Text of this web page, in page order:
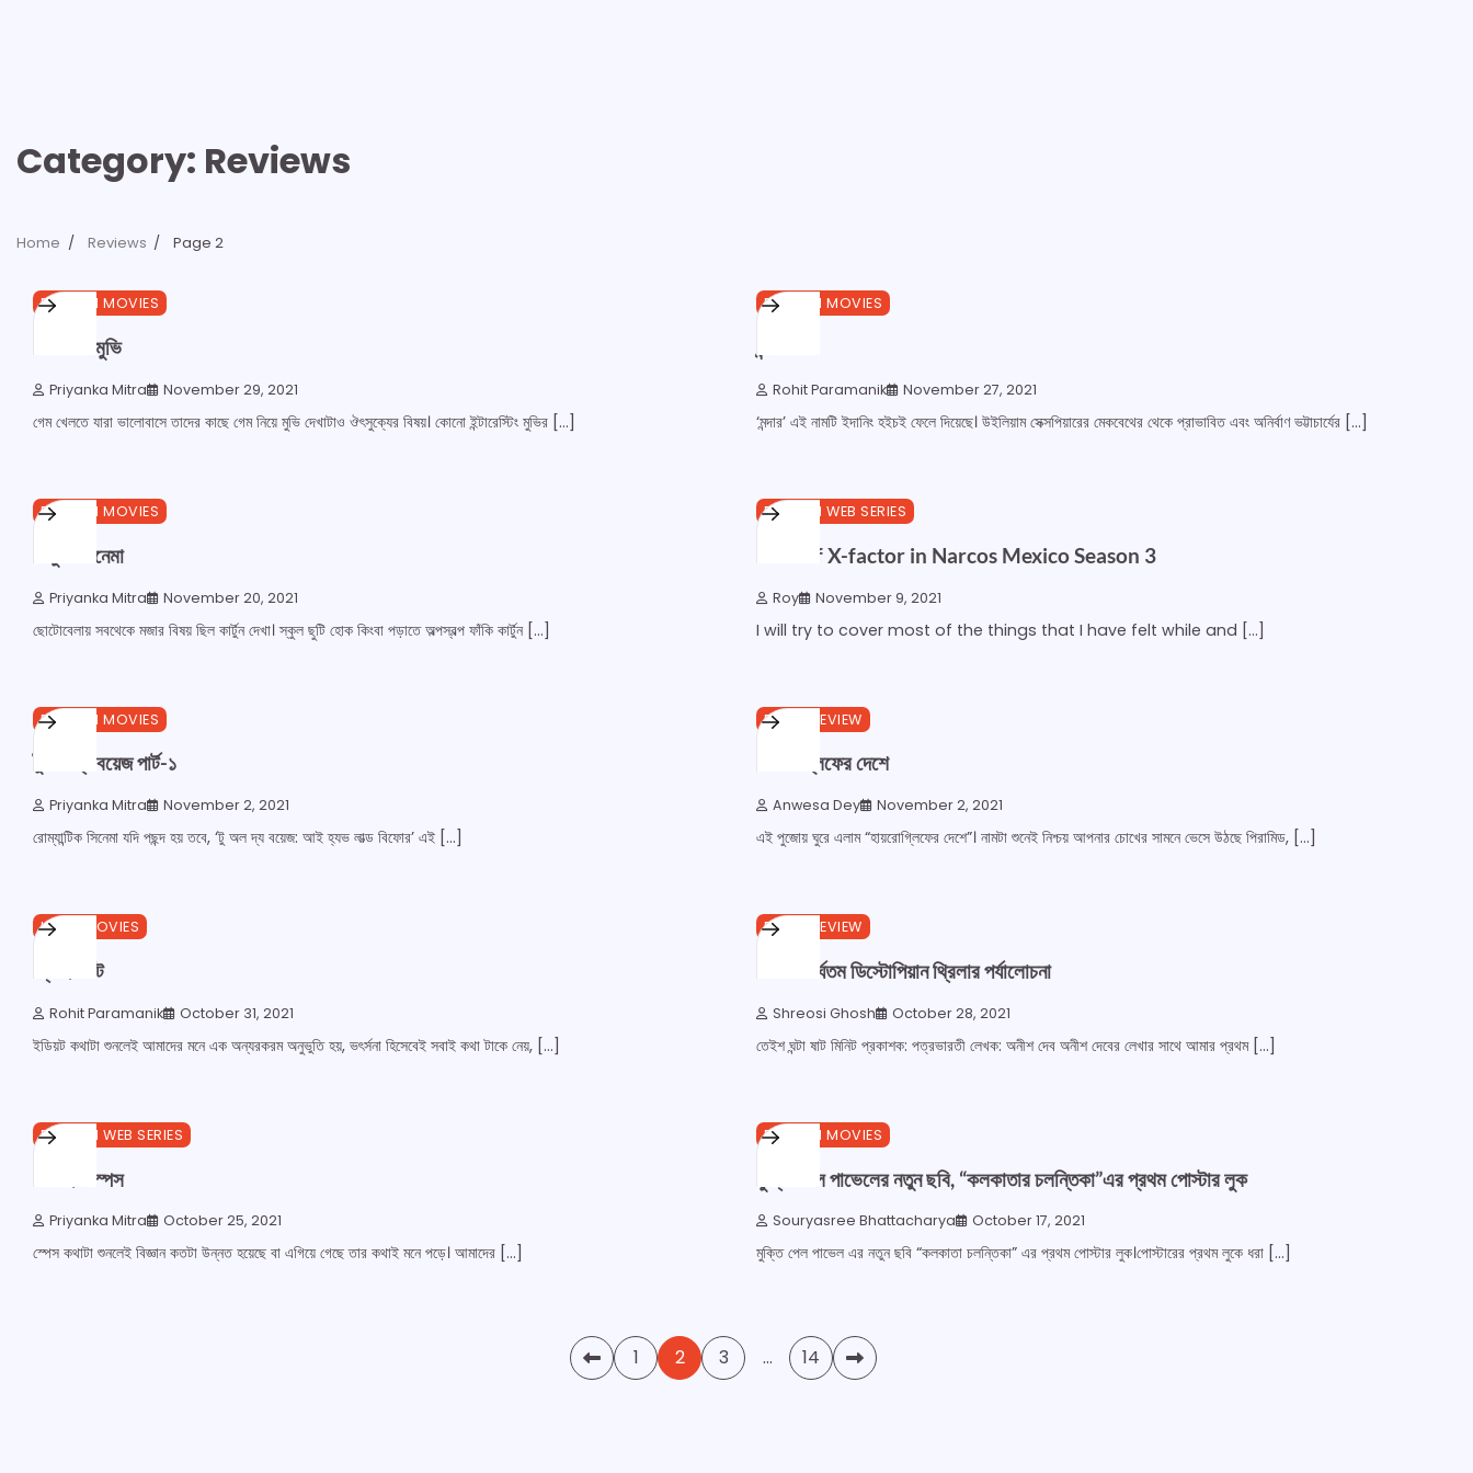
Category: Reviews
Home Reviews Page 2
1 min read 0
ENGLISH MOVIES
গেম যখন মুভি
Priyanka Mitra November 29, 2021
গেম খেলতে যারা ভালোবাসে তাদের কাছে গেম নিয়ে মুভি দেখাটাও ঔৎসুক্যের বিষয়। কোনো ইন্টারেস্টিং মুভির […]
1 min read 0
BENGALI MOVIES
Rohit Paramanik November 27, 2021
‘মন্দার’ এই নামটি ইদানিং হইচই ফেলে দিয়েছে। উইলিয়াম সেক্সপিয়ারের মেকবেথের থেকে প্রাভাবিত এবং অনির্বাণ ভট্টাচার্যের […]
1 min read 0
ENGLISH MOVIES
কার্টুন- সিনেমা
Priyanka Mitra November 20, 2021
ছোটোবেলায় সবথেকে মজার বিষয় ছিল কার্টুন দেখা। স্কুল ছুটি হোক কিংবা পড়াতে অল্পস্বল্প ফাঁকি কার্টুন […]
4 min read 0
ENGLISH WEB SERIES
Lack of X-factor in Narcos Mexico Season 3
Roy November 9, 2021
I will try to cover most of the things that I have felt while and […]
1 min read 0
ENGLISH MOVIES
টু অল দ্য বয়েজ পার্ট-১
Priyanka Mitra November 2, 2021
রোম্যান্টিক সিনেমা যদি পছন্দ হয় তবে, ‘টু অল দ্য বয়েজ: আই হ্যভ লাভ্ড বিফোর’ এই […]
1 min read
BOOK REVIEW
হায়রোগ্লিফের দেশে
Anwesa Dey November 2, 2021
এই পুজোয় ঘুরে এলাম “হায়রোগ্লিফের দেশে”। নামটা শুনেই নিশ্চয় আপনার চোখের সামনে ভেসে উঠছে পিরামিড, […]
1 min read
HINDI MOVIES
থ্রি ইডিয়ট
Rohit Paramanik October 31, 2021
ইডিয়ট কথাটা শুনলেই আমাদের মনে এক অন্যরকরম অনুভুতি হয়, ভৎর্সনা হিসেবেই সবাই কথা টাকে নেয়, […]
1 min read
BOOK REVIEW
বাংলার দীর্ঘতম ডিস্টোপিয়ান থ্রিলার পর্যালোচনা
Shreosi Ghosh October 28, 2021
তেইশ ঘন্টা ষাট মিনিট প্রকাশক: পত্রভারতী লেখক: অনীশ দেব অনীশ দেবের লেখার সাথে আমার প্রথম […]
1 min read 0
ENGLISH WEB SERIES
লস্ট ইন স্পেস
Priyanka Mitra October 25, 2021
স্পেস কথাটা শুনলেই বিজ্ঞান কতটা উন্নত হয়েছে বা এগিয়ে গেছে তার কথাই মনে পড়ে। আমাদের […]
0 min read 0
BENGALI MOVIES
মুক্তি পেল পাভেলের নতুন ছবি, “কলকাতার চলন্তিকা”এর প্রথম পোস্টার লুক
Souryasree Bhattacharya October 17, 2021
মুক্তি পেল পাভেল এর নতুন ছবি “কলকাতা চলন্তিকা” এর প্রথম পোস্টার লুক।পোস্টারের প্রথম লুকে ধরা […]
1 2 3 … 14